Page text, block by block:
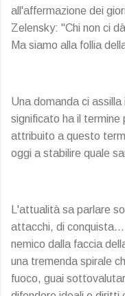
all'affermazione dei
Zelensky: "Chi non ci
Ma siamo alla follia
Una domanda ci
significato ha il termine
attribuito a questo
oggi a stabilire quale
L'attualità sa parlare
attacchi, di conquista…
nemico dalla faccia
una tremenda spirale
fuoco, guai